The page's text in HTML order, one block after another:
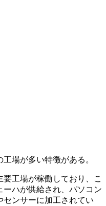
場が多い特徴がある。
工場が稼働しており、こ
ーハが供給され、パソコン
センサーに加工されてい